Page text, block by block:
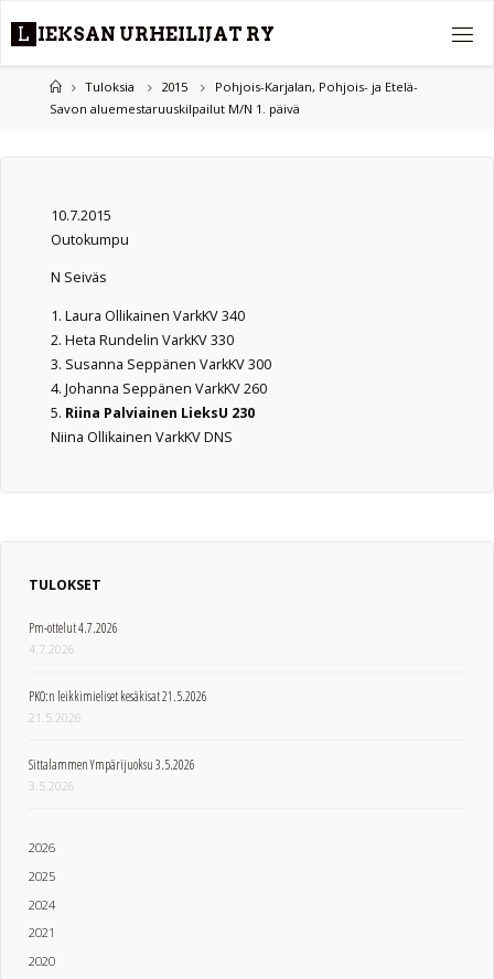
L IEKSAN URHEILIJAT RY
HomeTuloksia 2015
Pohjois-Karjalan, Pohjois- ja Etelä-
Savon aluemestaruuskilpailut M/N 1. päivä
10.7.2015
Outokumpu
N Seiväs
1. Laura Ollikainen VarkKV 340
2. Heta Rundelin VarkKV 330
3. Susanna Seppänen VarkKV 300
4. Johanna Seppänen VarkKV 260
5. Riina Palviainen LieksU 230
Niina Ollikainen VarkKV DNS
TULOKSET
Pm-ottelut 4.7.2026
4.7.2026
PKO:n leikkimieliset kesäkisat 21.5.2026
21.5.2026
Sittalammen Ympärijuoksu 3.5.2026
3.5.2026
2026
2025
2024
2021
2020